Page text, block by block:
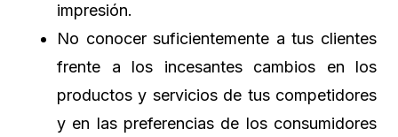
impresión.
No conocer suficientemente a tus clientes
frente a los incesantes cambios en los
productos y servicios de tus competidores
y en las preferencias de los consumidores